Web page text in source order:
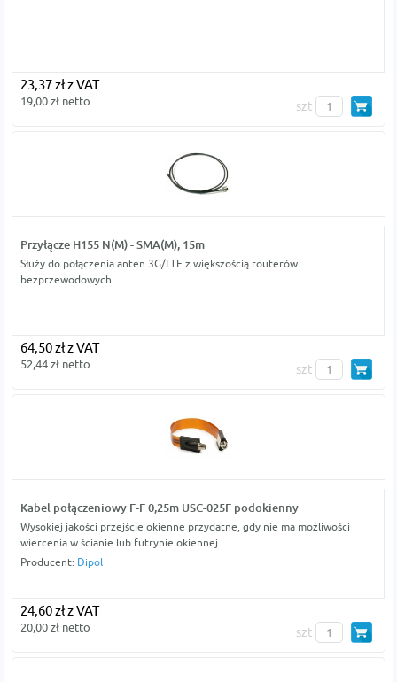
23,37 zł z VAT
19,00 zł netto szt
Przyłącze H155 N(M) - SMA(M), 15m
Służy do połączenia anten 3G/LTE z większością routerów
bezprzewodowych
64,50 zł z VAT
52,44 zł netto szt
Kabel połączeniowy F-F 0,25m USC-025F podokienny
Wysokiej jakości przejście okienne przydatne, gdy nie ma możliwości
wiercenia w ścianie lub futrynie okiennej.
Producent: Dipol
24,60 zł z VAT
20,00 zł netto szt